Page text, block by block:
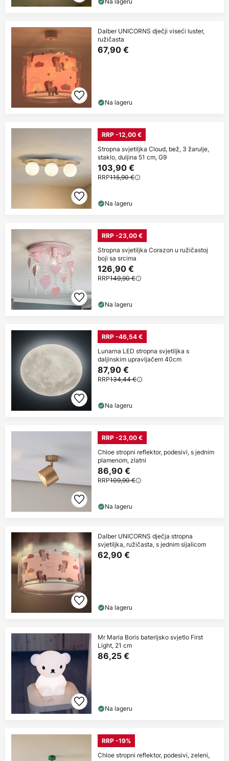
Dalber UNICORNS dječji viseći luster,
ružičasta
67,90 €
Na lageru
RRP -12,00 €
Stropna svjetiljka Cloud, bež, 3 žarulje,
staklo, duljina 51 cm, G9
103,90 €
RRP115,90 €
Na lageru
RRP -23,00 €
Stropna svjetiljka Corazon u ružičastoj
boji sa srcima
126,90 €
RRP149,90 €
Na lageru
RRP -46,54 €
Lunarna LED stropna svjetiljka s
daljinskim upravljačem 40cm
87,90 €
RRP134,44 €
Na lageru
RRP -23,00 €
Chloe stropni reflektor, podesivi, s jednim
plamenom, zlatni
86,90 €
RRP109,90 €
Na lageru
Dalber UNICORNS dječja stropna
svjetiljka, ružičasta, s jednim sijalicom
62,90 €
Na lageru
Mr Maria Boris baterijsko svjetlo First
Light, 21 cm
86,25 €
Na lageru
RRP -19%
Chloe stropni reflektor, podesivi, zeleni,